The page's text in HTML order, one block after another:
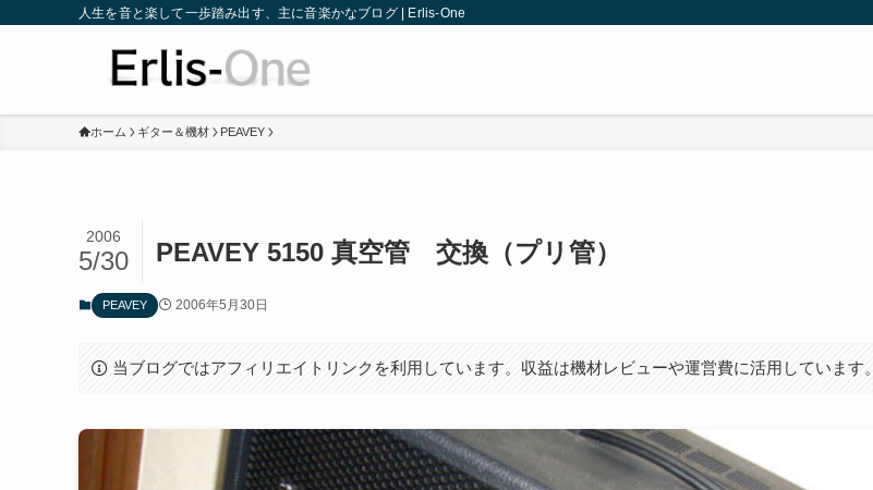
人生を音と楽して一歩踏み出す、主に音楽かなブログ | Erlis-One
ホーム ギター＆機材 PEAVEY
PEAVEY 5150 真空管 交換（プリ管）
2006
5/30
PEAVEY 2006年5月30日
当ブログではアフィリエイトリンクを利用しています。収益は機材レビューや運営費に活用しています。